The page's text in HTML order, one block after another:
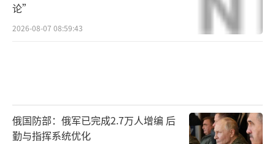
论”
2026-08-07 08:59:43
俄国防部：俄军已完成2.7万人增编 后
勤与指挥系统优化